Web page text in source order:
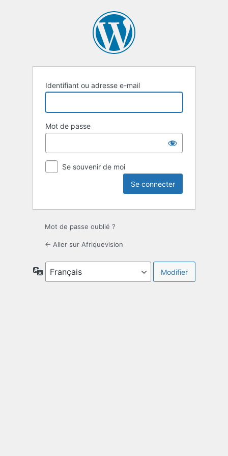
Identifiant ou adresse e-mail
Mot de passe
Se souvenir de moi
Mot de passe oublié ?
← Aller sur Afriquevision
Langue